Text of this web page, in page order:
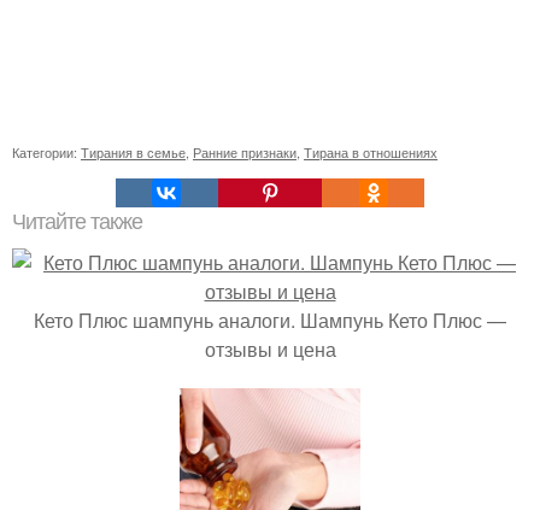
Категории: Тирания в семье Ранние признаки Тирана в отношениях
Читайте также
Кето Плюс шампунь аналоги. Шампунь Кето Плюс —
отзывы и цена